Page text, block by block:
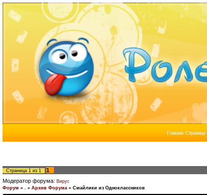
Страница 1 из 1
1
Модератор форума: Вирус
Форум » » Архив Форума » Смайлики из Одноклассников